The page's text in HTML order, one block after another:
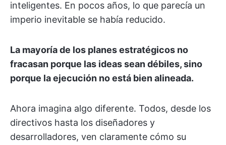
inteligentes. En pocos años, lo que parecía un
imperio inevitable se había reducido.
La mayoría de los planes estratégicos no
fracasan porque las ideas sean débiles, sino
porque la ejecución no está bien alineada.
Ahora imagina algo diferente. Todos, desde los
directivos hasta los diseñadores y
desarrolladores, ven claramente cómo su